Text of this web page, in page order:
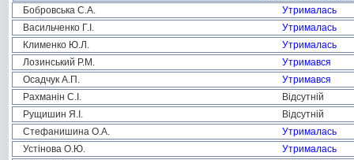
Бобровська С.А.
Утрималась
Васильченко Г.І.
Утрималась
Клименко Ю.Л.
Утрималась
Лозинський Р.М.
Утримався
Осадчук А.П.
Утримався
Рахманін С.І.
Відсутній
Рущишин Я.І.
Відсутній
Стефанишина О.А.
Утрималась
Устінова О.Ю.
Утрималась